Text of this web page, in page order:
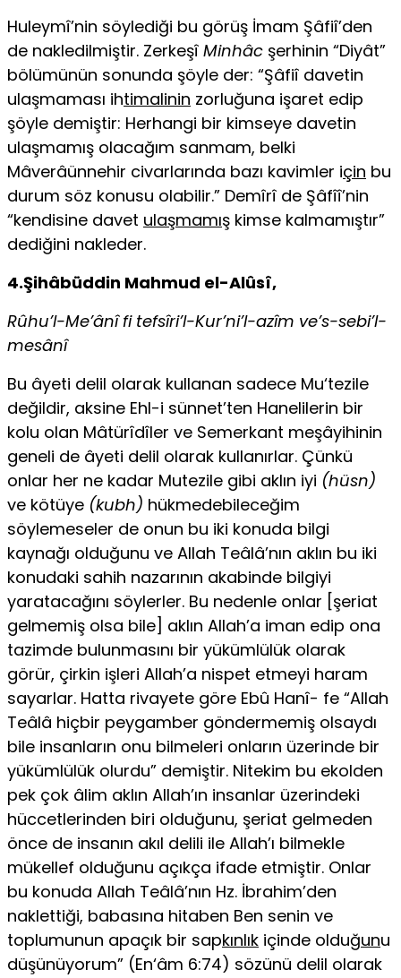
Huleymî’nin söylediği bu görüş İmam Şâfiî’den
de nakledilmiştir. Zerkeşî Minhâc şerhinin “Diyât”
bölümünün sonunda şöyle der: “Şâfiî davetin
ulaşma­ması ihtimalinin zorluğuna işaret edip
şöyle demiştir: Herhangi bir kimseye da­vetin
ulaşmamış olacağım sanmam, belki
Mâverâünnehir civarlarında bazı ka­vimler için bu
durum söz konusu olabilir.” Demîrî de Şâfîî’nin
“kendisine davet ulaşmamış kimse kalmamıştır”
dediğini nakleder.
4.Şihâbüddin Mahmud el-Alûsî,
Rûhu’l-Me’ânî fi tefsîri’l-Kur’ni’l-azîm ve’s-sebi’l-
mesânî
Bu âyeti delil olarak kullanan sadece Mu‘tezile
değildir, aksine Ehl-i sünnet’ten Hanelilerin bir
kolu olan Mâtürîdîler ve Semerkant meşâyihinin
geneli de âyeti delil olarak kullanırlar. Çünkü
onlar her ne kadar Mutezile gibi aklın iyi (hüsn)
ve kötüye (kubh) hükmedebileceğim
söylemeseler de onun bu iki konuda bilgi
kaynağı olduğunu ve Allah Teâlâ’nın aklın bu iki
konudaki sahih nazarının aka­binde bilgiyi
yaratacağını söylerler. Bu nedenle onlar [şeriat
gelmemiş olsa bile] aklın Allah’a iman edip ona
tazimde bulunmasını bir yükümlülük olarak
görür, çirkin işleri Allah’a nispet etmeyi haram
sayarlar. Hatta rivayete göre Ebû Hanî- fe “Allah
Teâlâ hiçbir peygamber göndermemiş olsaydı
bile insanların onu bilme­leri onların üzerinde bir
yükümlülük olurdu” demiştir. Nitekim bu ekolden
pek çok âlim aklın Allah’ın insanlar üzerindeki
hüccetlerinden biri olduğunu, şeriat gelmeden
önce de insanın akıl delili ile Allah’ı bilmekle
mükellef olduğunu açıkça ifade etmiştir. Onlar
bu konuda Allah Teâlâ’nın Hz. İbrahim’den
naklettiği, babasına hitaben Ben senin ve
toplumunun apaçık bir sapkınlık içinde olduğunu
düşünüyorum” (En‘âm 6:74) sözünü delil olarak